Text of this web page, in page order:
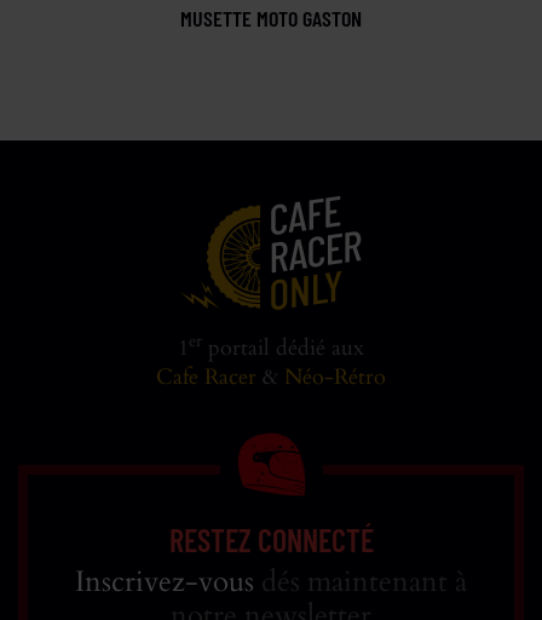
MUSETTE MOTO GASTON
1 er portail dédié aux
Cafe Racer & Néo-Rétro
RESTEZ CONNECTÉ
Inscrivez-vous dés maintenant à